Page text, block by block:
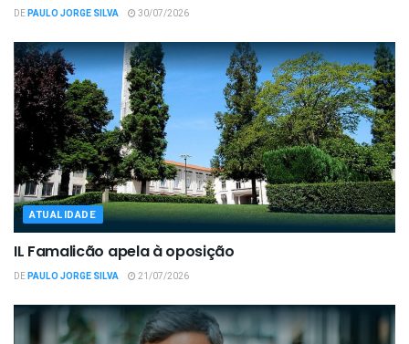
DEPAULO JORGE SILVA 30/07/2026
ATUALIDADE
IL Famalicão apela à oposição
DEPAULO JORGE SILVA 21/07/2026